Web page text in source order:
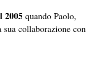
2005 quando Paolo,
collaborazione con